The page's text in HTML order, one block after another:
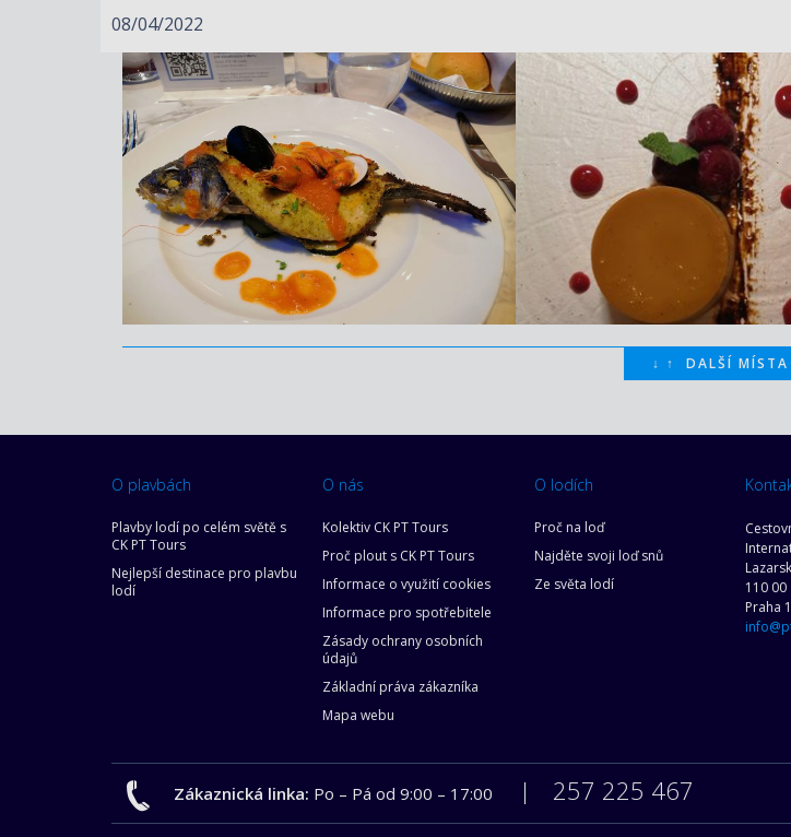
08/04/2022
↓ ↑ DALŠÍ MÍSTA
O plavbách
Plavby lodí po celém světě s
CK PT Tours
Nejlepší destinace pro plavbu
lodí
O nás
Kolektiv CK PT Tours
Proč plout s CK PT Tours
Informace o využití cookies
Informace pro spotřebitele
Zásady ochrany osobních
údajů
Základní práva zákazníka
Mapa webu
O lodích
Proč na loď
Najděte svoji loď snů
Ze světa lodí
110 00
Praha 1
Zákaznická linka: Po – Pá od 9:00 – 17:00 257 225 467